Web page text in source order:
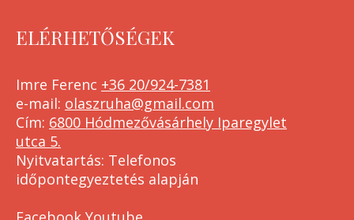
ELÉRHETŐSÉGEK
Imre Ferenc +36 20/924-7381
e-mail: olaszruha@gmail.com
Cím: 6800 Hódmezővásárhely Iparegylet
utca 5.
Nyitvatartás: Telefonos
időpontegyeztetés alapján